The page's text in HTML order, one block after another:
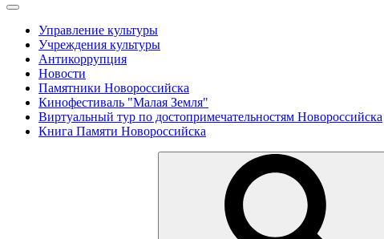
Управление культуры
Учреждения культуры
Антикоррупция
Новости
Памятники Новороссийска
Кинофестиваль "Малая Земля"
Виртуальный тур по достопримечательностям Новороссийска
Книга Памяти Новороссийска